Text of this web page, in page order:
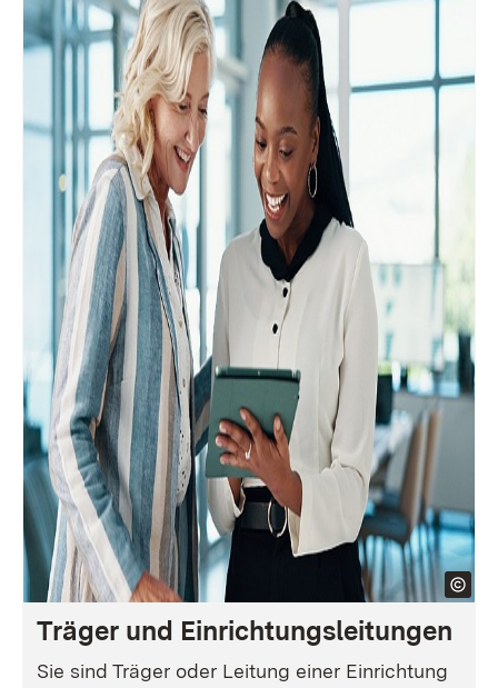
Träger und Einrichtungs­leitungen
Sie sind Träger oder Leitung einer Einrichtung